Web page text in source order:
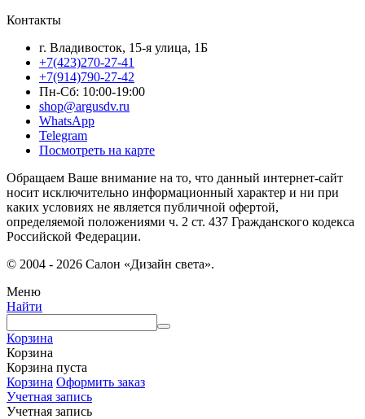
Контакты
г. Владивосток, 15-я улица, 1Б
+7(423)270-27-41
+7(914)790-27-42
Пн-Сб: 10:00-19:00
shop@argusdv.ru
WhatsApp
Telegram
Посмотреть на карте
Обращаем Ваше внимание на то, что данный интернет-сайт
носит исключительно информационный характер и ни при
каких условиях не является публичной офертой,
определяемой положениями ч. 2 ст. 437 Гражданского кодекса
Российской Федерации.
© 2004 - 2026 Салон «Дизайн света».
Меню
Найти
Корзина
Корзина
Корзина пуста
Корзина Оформить заказ
Учетная запись
Учетная запись